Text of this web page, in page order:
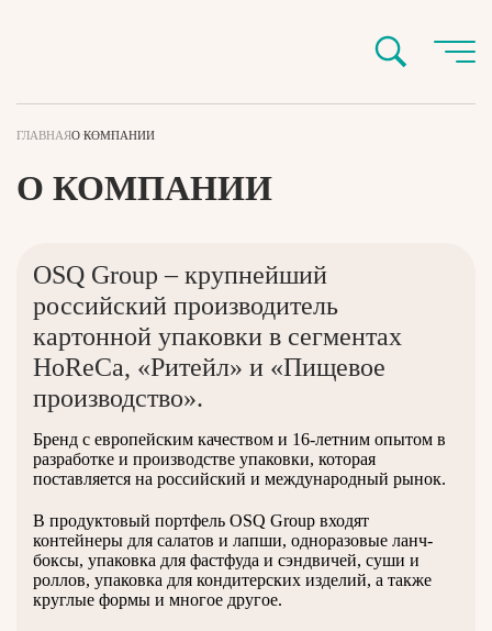
ГЛАВНАЯО КОМПАНИИ
О КОМПАНИИ
OSQ Group – крупнейший
российский производитель
картонной упаковки в сегментах
HoReCa, «Ритейл» и «Пищевое
производство».
Бренд с европейским качеством и 16-летним опытом в
разработке и производстве упаковки, которая
поставляется на российский и международный рынок.
В продуктовый портфель OSQ Group входят
контейнеры для салатов и лапши, одноразовые ланч-
боксы, упаковка для фастфуда и сэндвичей, суши и
роллов, упаковка для кондитерских изделий, а также
круглые формы и многое другое.